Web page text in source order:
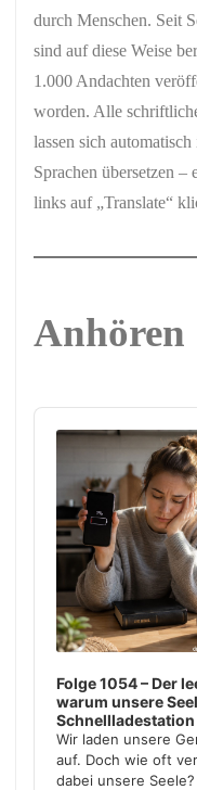
durch Menschen. Seit
sind auf diese Weise
1.000 Andachten
worden. Alle
lassen sich
Sprachen übersetzen –
links auf „Translate“
Anhören
Audio
Player
Folge 1054 – Der
warum unsere
Wir laden unsere
auf. Doch wie oft
dabei unsere